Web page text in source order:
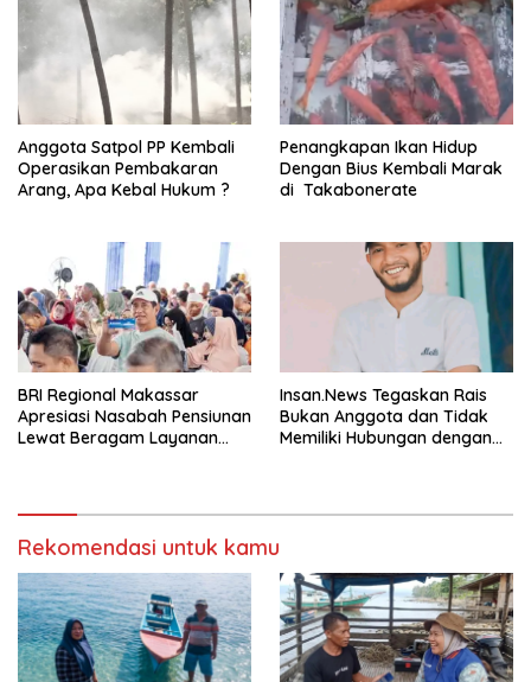
Anggota Satpol PP Kembali
Operasikan Pembakaran
Arang, Apa Kebal Hukum ?
Penangkapan Ikan Hidup
Dengan Bius Kembali Marak
di Takabonerate
BRI Regional Makassar
Apresiasi Nasabah Pensiunan
Lewat Beragam Layanan
Insan.News Tegaskan Rais
Bukan Anggota dan Tidak
Memiliki Hubungan dengan
Rekomendasi untuk kamu